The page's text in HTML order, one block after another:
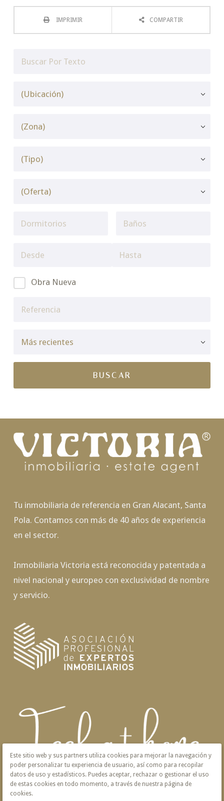
IMPRIMIR COMPARTIR
Obra Nueva
Tu inmobiliaria de referencia en Gran Alacant, Santa
Pola. Contamos con más de 40 años de experiencia
en el sector.
Inmobiliaria Victoria está reconocida y patentada a
nivel nacional y europeo con exclusividad de nombre
y servicio.
Este sitio web y sus partners utiliza cookies para mejorar la navegación y
poder personalizar tu experiencia de usuario, así como para recopilar
datos de uso y estadísticos. Puedes aceptar, rechazar o gestionar el uso
de estas cookies en todo momento, a través de nuestra página de
cookies.